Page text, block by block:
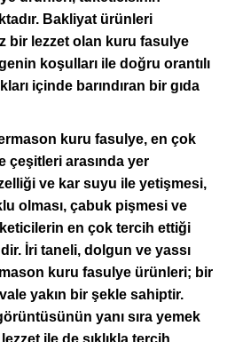
Bakliyat ürünleri
bir lezzet olan kuru fasulye
koşulları ile doğru orantılı
içinde barındıran bir gıda
kuru fasulye, en çok
çeşitleri arasında yer
ve kar suyu ile yetişmesi,
olması, çabuk pişmesi ve
en çok tercih ettiği
İri taneli, dolgun ve yassı
kuru fasulye ürünleri; bir
yakın bir şekle sahiptir.
yanı sıra yemek
ile de sıklıkla tercih